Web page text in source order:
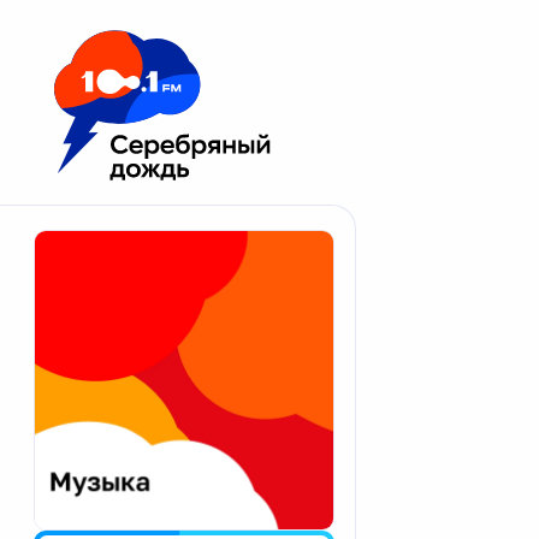
Москва 100.1 FM
Апатиты
Екатеринбург
Калининград
Калуга